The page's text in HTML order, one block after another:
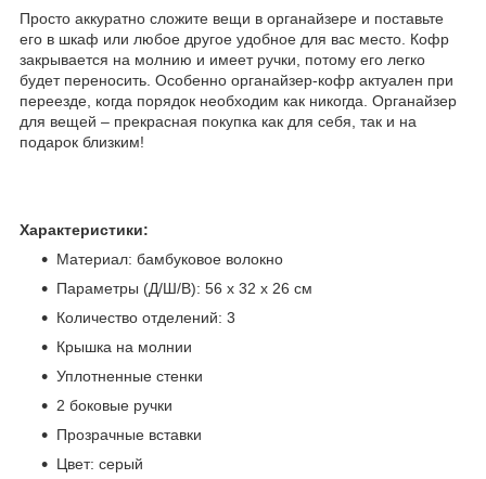
Просто аккуратно сложите вещи в органайзере и поставьте
его в шкаф или любое другое удобное для вас место. Кофр
закрывается на молнию и имеет ручки, потому его легко
будет переносить. Особенно органайзер-кофр актуален при
переезде, когда порядок необходим как никогда. Органайзер
для вещей – прекрасная покупка как для себя, так и на
подарок близким!
Характеристики:
Материал: бамбуковое волокно
Параметры (Д/Ш/В): 56 х 32 х 26 см
Количество отделений: 3
Крышка на молнии
Уплотненные стенки
2 боковые ручки
Прозрачные вставки
Цвет: серый